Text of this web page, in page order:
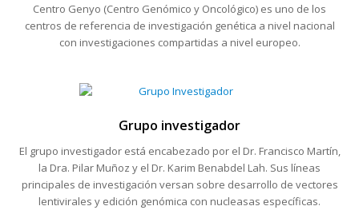
Centro Genyo (Centro Genómico y Oncológico) es uno de los
centros de referencia de investigación genética a nivel nacional
con investigaciones compartidas a nivel europeo.
Grupo investigador
El grupo investigador está encabezado por el Dr. Francisco Martín,
la Dra. Pilar Muñoz y el Dr. Karim Benabdel Lah. Sus líneas
principales de investigación versan sobre desarrollo de vectores
lentivirales y edición genómica con nucleasas específicas.